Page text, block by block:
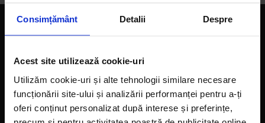
Consimțământ Detalii Despre
Acest site utilizează cookie-uri
Utilizăm cookie-uri și alte tehnologii similare necesare
funcționării site-ului și analizării performanței pentru a-ți
oferi conținut personalizat după interese și preferințe,
Magazine
Despre noi
LaDoiPași Extra